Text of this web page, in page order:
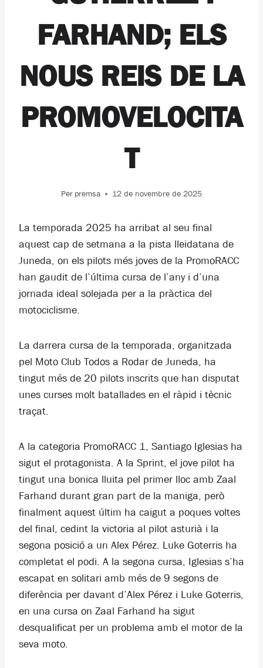
FARHAND; ELS
NOUS REIS DE LA
PROMOVELOCITA
T
Per premsa 12 de novembre de 2025
La temporada 2025 ha arribat al seu final
aquest cap de setmana a la pista lleidatana de
Juneda, on els pilots més joves de la PromoRACC
han gaudit de l’última cursa de l’any i d’una
jornada ideal solejada per a la pràctica del
motociclisme.
La darrera cursa de la temporada, organitzada
pel Moto Club Todos a Rodar de Juneda, ha
tingut més de 20 pilots inscrits que han disputat
unes curses molt batallades en el ràpid i tècnic
traçat.
A la categoria PromoRACC 1, Santiago Iglesias ha
sigut el protagonista. A la Sprint, el jove pilot ha
tingut una bonica lluita pel primer lloc amb Zaal
Farhand durant gran part de la maniga, però
finalment aquest últim ha caigut a poques voltes
del final, cedint la victoria al pilot asturià i la
segona posició a un Alex Pérez. Luke Goterris ha
completat el podi. A la segona cursa, Iglesias s’ha
escapat en solitari amb més de 9 segons de
diferència per davant d’Alex Pérez i Luke Goterris,
en una cursa on Zaal Farhand ha sigut
desqualificat per un problema amb el motor de la
seva moto.